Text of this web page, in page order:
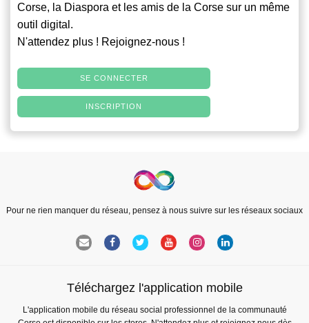
Corse, la Diaspora et les amis de la Corse sur un même
outil digital.
N'attendez plus ! Rejoignez-nous !
SE CONNECTER
INSCRIPTION
Pour ne rien manquer du réseau, pensez à nous suivre sur les réseaux sociaux
Téléchargez l'application mobile
L'application mobile du réseau social professionnel de la communauté